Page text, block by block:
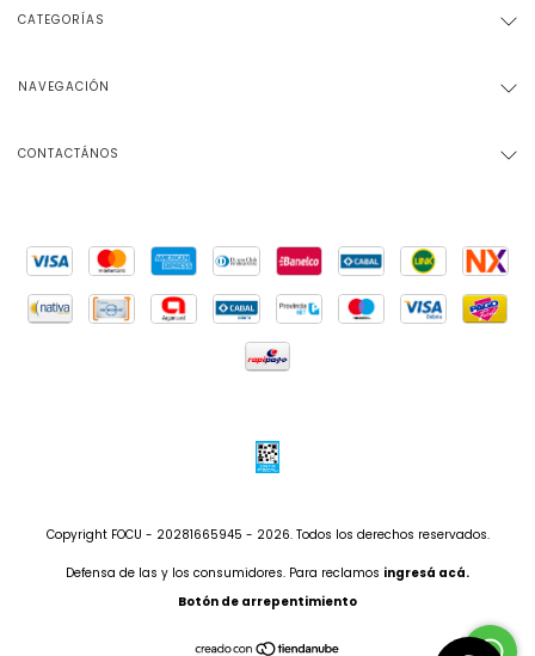
CATEGORÍAS
NAVEGACIÓN
CONTACTÁNOS
Copyright FOCU - 20281665945 - 2026. Todos los derechos reservados.
Defensa de las y los consumidores. Para reclamos ingresá acá.
Botón de arrepentimiento